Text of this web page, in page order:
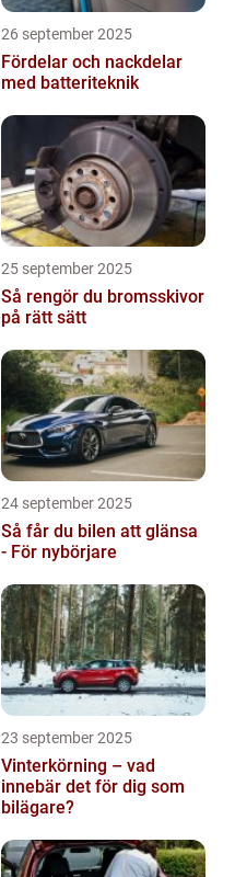
26 september 2025
Fördelar och nackdelar
med batteriteknik
25 september 2025
Så rengör du bromsskivor
på rätt sätt
24 september 2025
Så får du bilen att glänsa
- För nybörjare
23 september 2025
Vinterkörning – vad
innebär det för dig som
bilägare?